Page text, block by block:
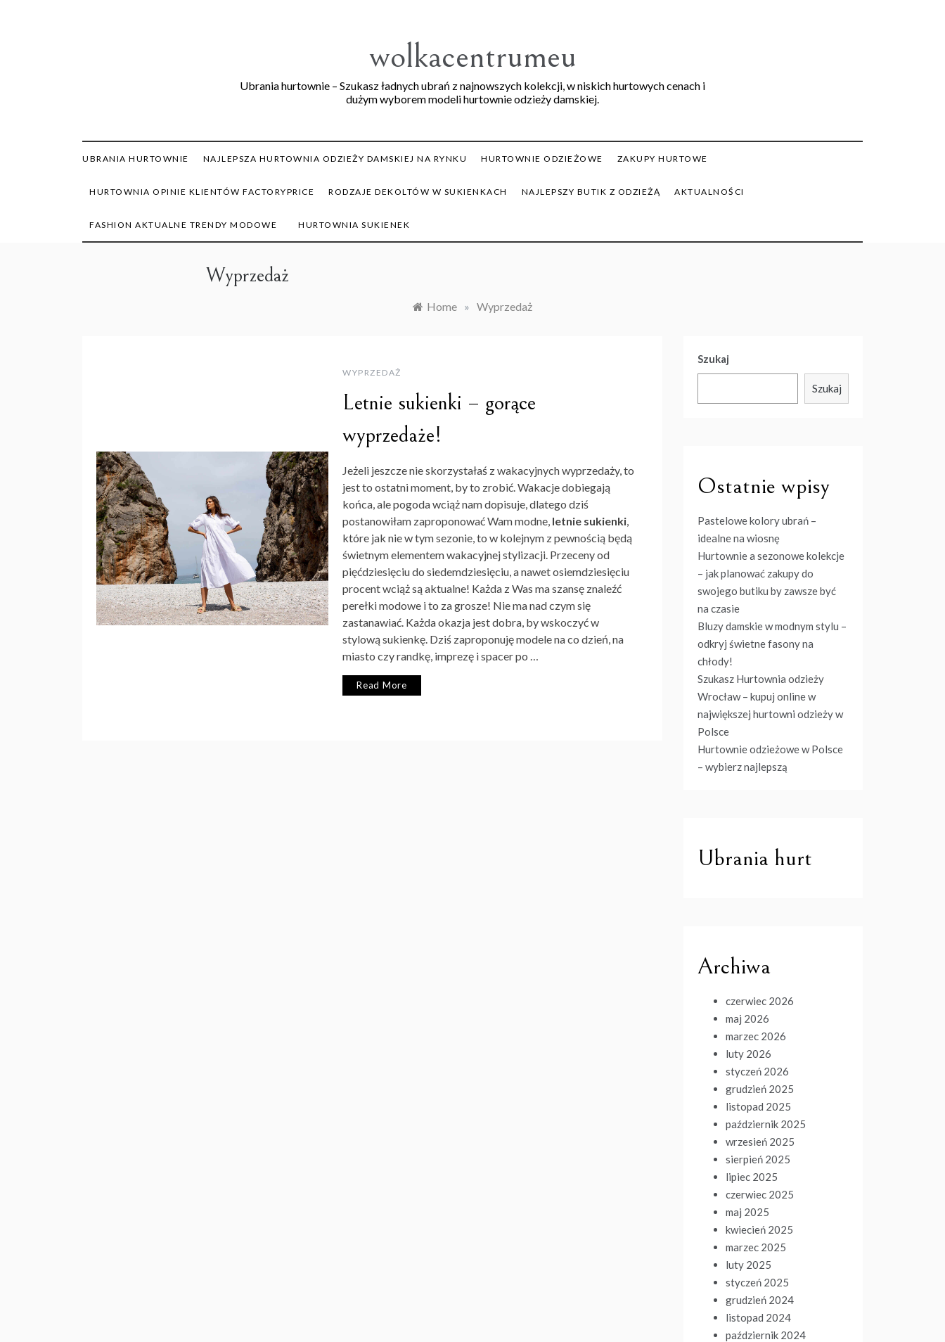
wolkacentrumeu
Ubrania hurtownie – Szukasz ładnych ubrań z najnowszych kolekcji, w niskich hurtowych cenach i
dużym wyborem modeli hurtownie odzieży damskiej.
UBRANIA HURTOWNIE NAJLEPSZA HURTOWNIA ODZIEŻY DAMSKIEJ NA RYNKU HURTOWNIE ODZIEŻOWE ZAKUPY HURTOWE
HURTOWNIA OPINIE KLIENTÓW FACTORYPRICE RODZAJE DEKOLTÓW W SUKIENKACH NAJLEPSZY BUTIK Z ODZIEŻĄ AKTUALNOŚCI
FASHION AKTUALNE TRENDY MODOWE HURTOWNIA SUKIENEK
Wyprzedaż
Home » Wyprzedaż
WYPRZEDAŻ
Letnie sukienki – gorące
wyprzedaże!
Jeżeli jeszcze nie skorzystałaś z wakacyjnych wyprzedaży, to
jest to ostatni moment, by to zrobić. Wakacje dobiegają
końca, ale pogoda wciąż nam dopisuje, dlatego dziś
postanowiłam zaproponować Wam modne, letnie sukienki,
które jak nie w tym sezonie, to w kolejnym z pewnością będą
świetnym elementem wakacyjnej stylizacji. Przeceny od
pięćdziesięciu do siedemdziesięciu, a nawet osiemdziesięciu
procent wciąż są aktualne! Każda z Was ma szansę znaleźć
perełki modowe i to za grosze! Nie ma nad czym się
zastanawiać. Każda okazja jest dobra, by wskoczyć w
stylową sukienkę. Dziś zaproponuję modele na co dzień, na
miasto czy randkę, imprezę i spacer po …
Read More
Szukaj
Szukaj
Ostatnie wpisy
Pastelowe kolory ubrań –
idealne na wiosnę
Hurtownie a sezonowe kolekcje
– jak planować zakupy do
swojego butiku by zawsze być
na czasie
Bluzy damskie w modnym stylu –
odkryj świetne fasony na
chłody!
Szukasz Hurtownia odzieży
Wrocław – kupuj online w
największej hurtowni odzieży w
Polsce
Hurtownie odzieżowe w Polsce
– wybierz najlepszą
Ubrania hurt
Archiwa
czerwiec 2026
maj 2026
marzec 2026
luty 2026
styczeń 2026
grudzień 2025
listopad 2025
październik 2025
wrzesień 2025
sierpień 2025
lipiec 2025
czerwiec 2025
maj 2025
kwiecień 2025
marzec 2025
luty 2025
styczeń 2025
grudzień 2024
listopad 2024
październik 2024